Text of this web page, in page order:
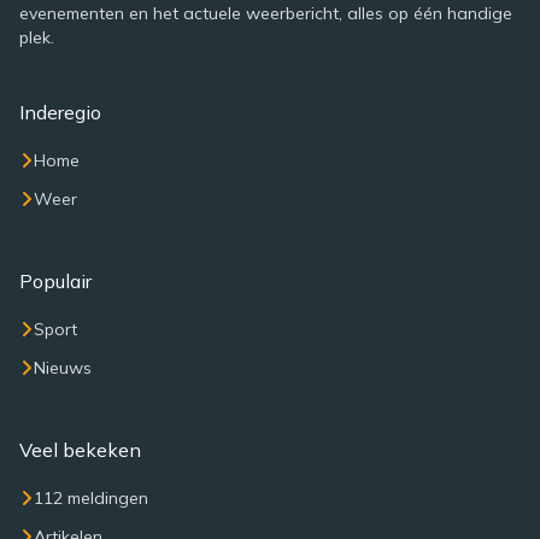
evenementen en het actuele weerbericht, alles op één handige
plek.
Inderegio
Home
Weer
Populair
Sport
Nieuws
Veel bekeken
112 meldingen